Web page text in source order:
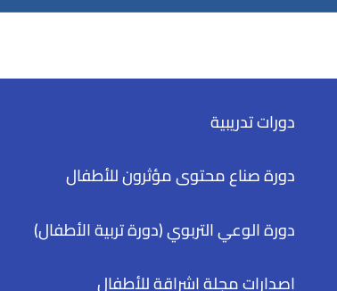
دورات تدريبية
دورة صناع محتوى مؤثرون للأطفال
دورة الوعي التربوي (دورة تربية الأطفال)
إصدارات مجلة إشراقة للأطفال